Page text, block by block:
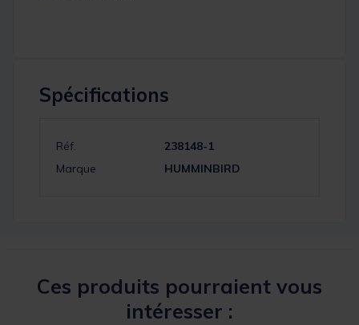
Spécifications
Réf.
238148-1
Marque
HUMMINBIRD
Ces produits pourraient vous
intéresser :